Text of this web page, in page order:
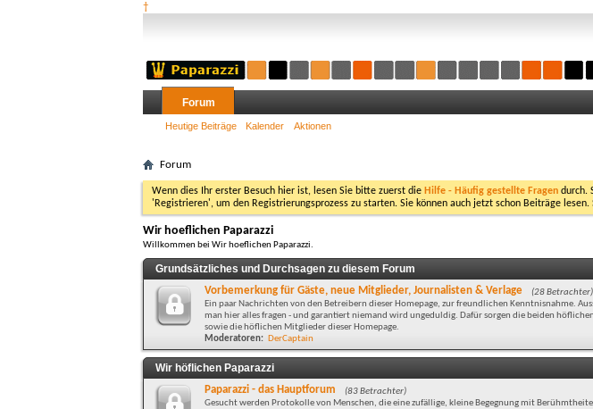
†
Forum
Heutige Beiträge Kalender Aktionen
Forum
Wenn dies Ihr erster Besuch hier ist, lesen Sie bitte zuerst die Hilfe - Häufig gestellte Fragen durch.
'Registrieren', um den Registrierungsprozess zu starten. Sie können auch jetzt schon Beiträge
Wir hoeflichen Paparazzi
Willkommen bei Wir hoeflichen Paparazzi.
Grundsätzliches und Durchsagen zu diesem Forum
Vorbemerkung für Gäste, neue Mitglieder, Journalisten & Verlage
(28 Betrachter)
Ein paar Nachrichten von den Betreibern dieser Homepage, zur freundlichen Kenntnisnahme.
man hier alles fragen - und garantiert niemand wird ungeduldig. Dafür sorgen die beiden
sowie die höflichen Mitglieder dieser Homepage.
Moderatoren: DerCaptain
Wir höflichen Paparazzi
Paparazzi - das Hauptforum
(83 Betrachter)
Gesucht werden Protokolle von Menschen, die eine zufällige, kleine Begegnung mit